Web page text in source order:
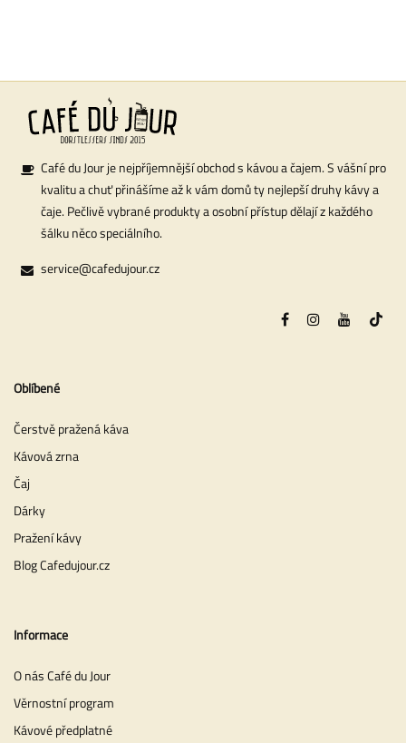
Café du Jour je nejpříjemnější obchod s kávou a čajem. S vášní pro
kvalitu a chuť přinášíme až k vám domů ty nejlepší druhy kávy a
čaje. Pečlivě vybrané produkty a osobní přístup dělají z každého
šálku něco speciálního.
service@cafedujour.cz
Oblíbené
Čerstvě pražená káva
Kávová zrna
Čaj
Dárky
Pražení kávy
Blog Cafedujour.cz
Informace
O nás Café du Jour
Věrnostní program
Kávové předplatné